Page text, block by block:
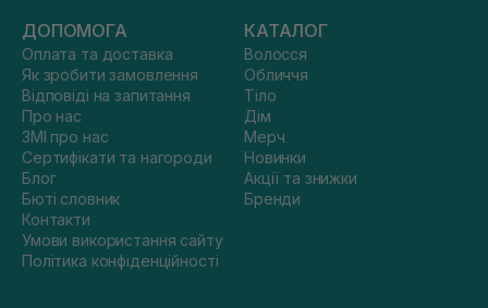
ДОПОМОГА
Оплата та доставка
Як зробити замовлення
Відповіді на запитання
Про нас
ЗМІ про нас
Сертифікати та нагороди
Блог
Бюті словник
Контакти
Умови використання сайту
Політика конфіденційності
КАТАЛОГ
Волосся
Обличчя
Тіло
Дім
Мерч
Новинки
Акції та знижки
Бренди